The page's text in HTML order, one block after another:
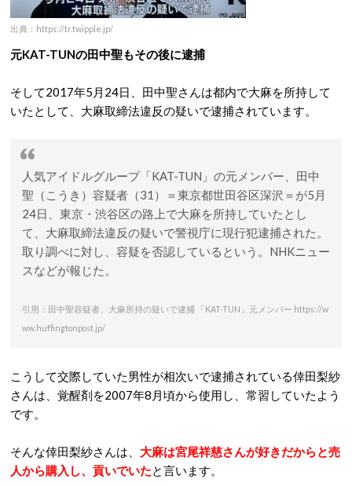
出典：https://tr.twipple.jp/
元KAT-TUNの田中聖もその後に逮捕
そして2017年5月24日、田中聖さんは都内で大麻を所持して
いたとして、大麻取締法違反の疑いで逮捕されています。
人気アイドルグループ「KAT-TUN」の元メンバー、田中
聖（こうき）容疑者（31）＝東京都世田谷区深沢＝が5月
24日、東京・渋谷区の路上で大麻を所持していたとし
て、大麻取締法違反の疑いで警視庁に現行犯逮捕された。
取り調べに対し、容疑を否認しているという。NHKニュー
スなどが報じた。
引用：田中聖容疑者、大麻所持の疑いで逮捕 「KAT-TUN」元メンバー https://w
ww.huffingtonpost.jp/
こうして交際していた男性が相次いで逮捕されている倖田梨紗
さんは、覚醒剤を2007年8月頃から使用し、常習していたよう
です。
そんな倖田梨紗さんは、 大麻は宮尾祥慈さんが好きだからと売
人から購入し、貢いでいたと言います。